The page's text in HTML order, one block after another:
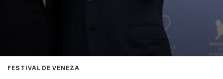
FESTIVAL DE VENEZA